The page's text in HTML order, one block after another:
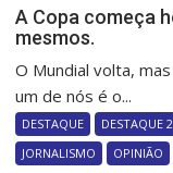
A Copa começa
mesmos.
O Mundial volta,
um de nós é o...
DESTAQUE DESTAQUE 2
JORNALISMO
OPINIÃO